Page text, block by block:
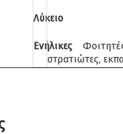
Λύκειο
Ενήλικες
στρατιώτες,